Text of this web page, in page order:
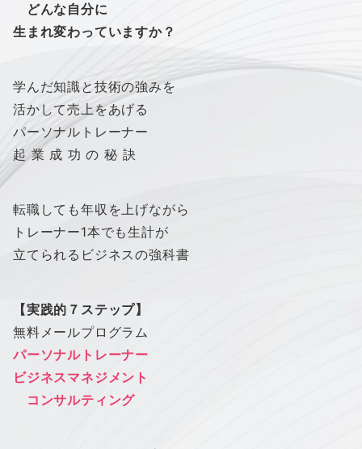
どんな自分に
生まれ変わっていますか？
学んだ知識と技術の強みを
活かして売上をあげる
パーソナルトレーナー
起 業 成 功 の 秘 訣
転職しても年収を上げながら
トレーナー1本でも生計が
立てられるビジネスの強科書
【実践的７ステップ】
無料メールプログラム
パーソナルトレーナー
ビジネスマネジメント
コンサルティング